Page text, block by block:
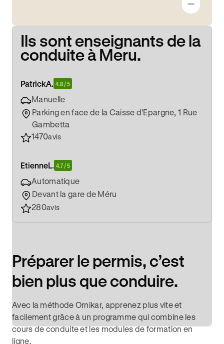
Ils sont enseignants de la
conduite à Meru.
PatrickA. 4.8 / 5
Manuelle
Parking en face de la Caisse d'Epargne, 1 Rue
Gambetta
1470avis
EtienneL. 4.7 / 5
Automatique
Devant la gare de Méru
280avis
Préparer le permis, c’est
bien plus que conduire.
Avec la méthode Ornikar, apprenez plus vite et
facilement grâce à un programme qui combine les
cours de conduite et les modules de formation en
ligne.